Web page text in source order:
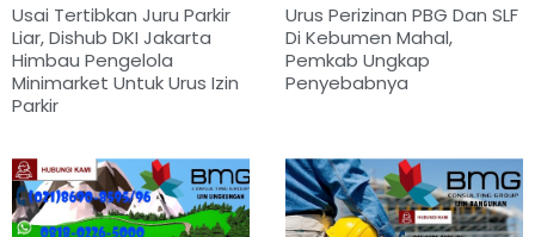
Usai Tertibkan Juru Parkir
Liar, Dishub DKI Jakarta
Himbau Pengelola
Minimarket Untuk Urus Izin
Parkir
Urus Perizinan PBG Dan SLF
Di Kebumen Mahal,
Pemkab Ungkap
Penyebabnya